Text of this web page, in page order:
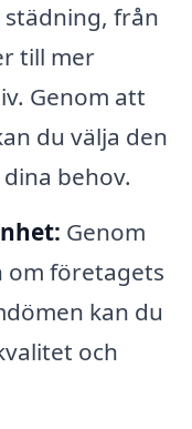
från
till mer
Genom att
du välja den
behov.
Genom
företagets
kan du
och